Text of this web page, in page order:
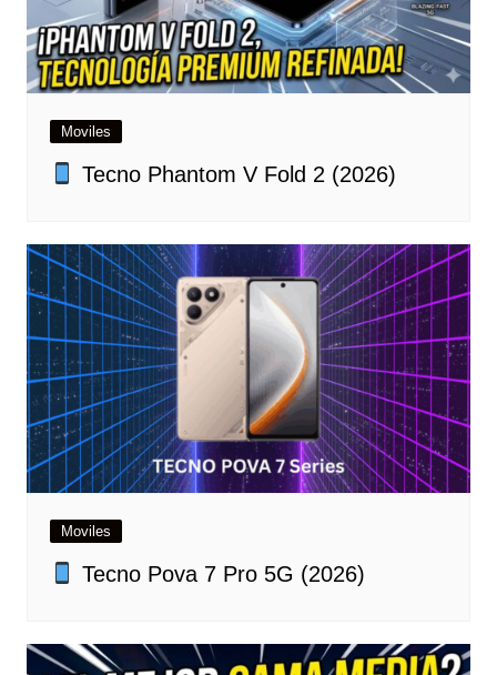
Moviles
Tecno Phantom V Fold 2 (2026)
Moviles
Tecno Pova 7 Pro 5G (2026)